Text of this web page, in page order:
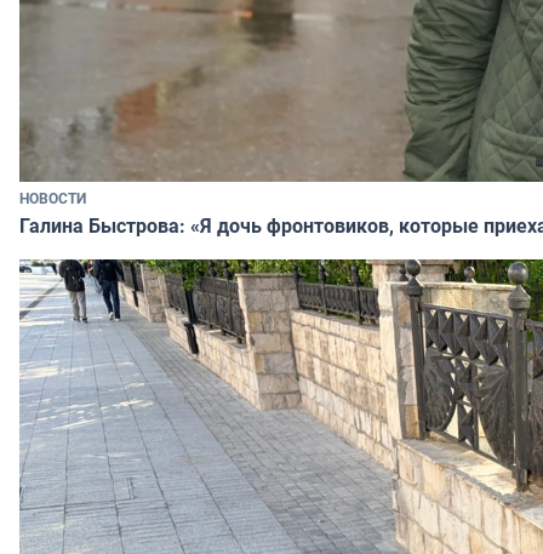
НОВОСТИ
Галина Быстрова: «Я дочь фронтовиков, которые